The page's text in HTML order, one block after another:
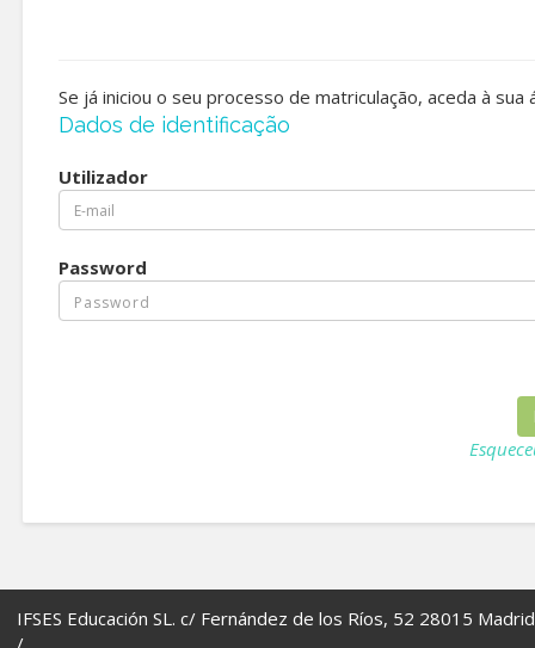
Se já iniciou o seu processo de matriculação, aceda à
Dados de identificação
Utilizador
Password
IFSES Educación SL. c/ Fernández de los Ríos, 52 28015